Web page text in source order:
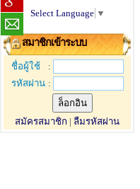
Select Language ▼
สมาชิกเข้าระบบ
ชื่อผู้ใช้
:
รหัสผ่าน :
สมัครสมาชิก | ลืมรหัสผ่าน